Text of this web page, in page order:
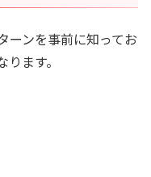
ーンを事前に知ってお
ます。